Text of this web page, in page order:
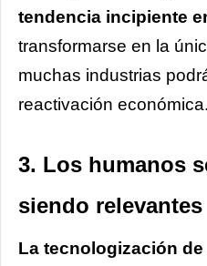
tendencia incipiente
transformarse en la
muchas industrias
reactivación económica.
3. Los humanos
siendo relevantes
La tecnologización